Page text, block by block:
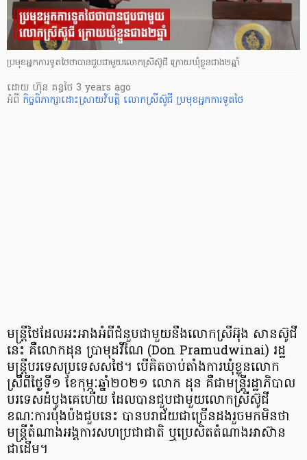
ប្រមុខអ្នកការទូតថៃថាបានជួបជាមួយលោកស្រីស៊ូជី ក្រោយឃុំខ្លួនជាង២ឆ្នាំ
ដោយ ហ៊ុន គន្ធថៃ 3 years ago
អំពី កិច្ចពិភាក្សាដោះស្រាយវិបត្តិ លោកស្រីស៊ូជី ប្រមុខអ្នកការទូតថៃ
មន្ត្រីថៃដែលអះអាងអំពីជំនួបជាមួយនឹងលោកស្រីអ៊ុង សានស៊ូជី
នេះ គឺលោកដុន ប្រាមុដវីណៃ (Don Pramudwinai) រដ្ឋ
មន្ត្រីបរទេសប្រទេសសថៃ។ បើគិតចាប់តាំងការឃុំខ្លួនលោក
ស្រីពីថ្ងៃទី១ ខែកុម្ភៈឆ្នាំ២០២១ លោក ដុន គឺជាមន្ត្រីរដ្ឋាភិបាល
បរទេសដំបូងគេហើយ ដែលបានជួបជាមួយលោកស្រីស៊ូជី
ខណៈការប៉ុងប៉ងជួបនេះ បានបរាជ័យជាច្រើនដងរួចមកមិនថា
មន្ត្រីតំណាងអង្គការសហប្រជាជាតិ ឬប្រេសិតតំណាងអាស៊ាន
ជាដើម។